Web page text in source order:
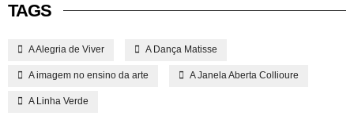
TAGS
A Alegria de Viver A Dança Matisse
A imagem no ensino da arte A Janela Aberta Collioure
A Linha Verde